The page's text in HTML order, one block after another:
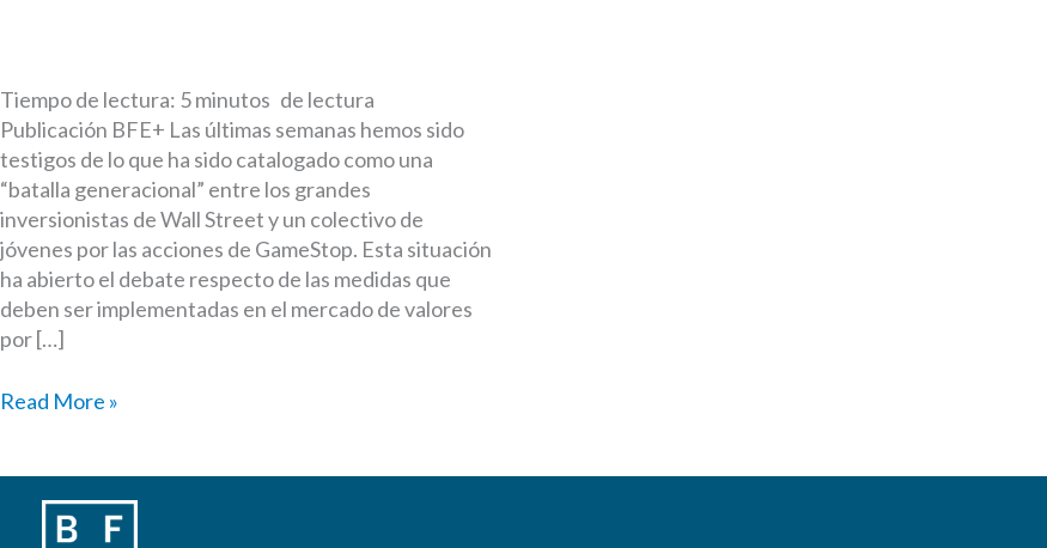
Tiempo de lectura: 5minutos
Publicación BFE+ Las últimas semanas hemos sido
testigos de lo que ha sido catalogado como una
“batalla generacional” entre los grandes
inversionistas de Wall Street y un colectivo de
jóvenes por las acciones de GameStop. Esta situación
ha abierto el debate respecto de las medidas que
deben ser implementadas en el mercado de valores
por […]
El
intervenir
Read More »